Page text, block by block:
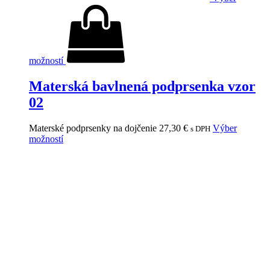
možností
Materská bavlnená podprsenka vzor
02
Materské podprsenky na dojčenie 27,30 € s DPH Výber
možností